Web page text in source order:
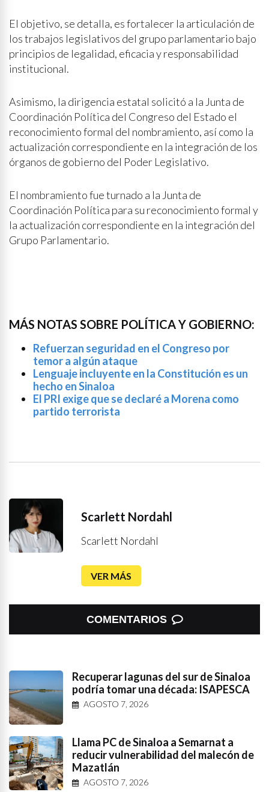
El objetivo, se detalla, es fortalecer la articulación de
los trabajos legislativos del grupo parlamentario bajo
principios de legalidad, eficacia y responsabilidad
institucional.
Asimismo, la dirigencia estatal solicitó a la Junta de
Coordinación Política del Congreso del Estado el
reconocimiento formal del nombramiento, así como la
actualización correspondiente en la integración de los
órganos de gobierno del Poder Legislativo.
El nombramiento fue turnado a la Junta de
Coordinación Política para su reconocimiento formal y
la actualización correspondiente en la integración del
Grupo Parlamentario.
MÁS NOTAS SOBRE POLÍTICA Y GOBIERNO:
Refuerzan seguridad en el Congreso por
temor a algún ataque
Lenguaje incluyente en la Constitución es un
hecho en Sinaloa
El PRI exige que se declaré a Morena como
partido terrorista
Scarlett Nordahl
Scarlett Nordahl
VER MÁS
COMENTARIOS
Recuperar lagunas del sur de Sinaloa
podría tomar una década: ISAPESCA
AGOSTO 7, 2026
Llama PC de Sinaloa a Semarnat a
reducir vulnerabilidad del malecón de
Mazatlán
AGOSTO 7, 2026